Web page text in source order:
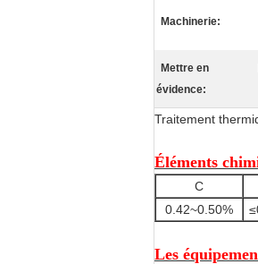
Machinerie:
Mettre en
évidence:
Traitement
Éléments
C
0.42~0.50%
Les